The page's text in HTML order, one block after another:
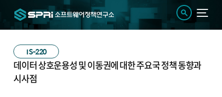
IS-220
데이터 상호운용성 및 이동권에 대한 주요국 정책 동향과
시사점